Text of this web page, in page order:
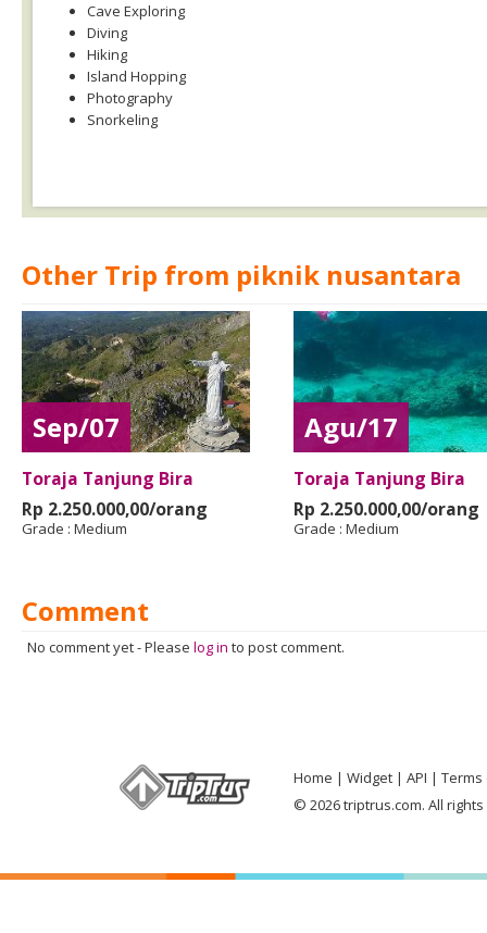
Cave Exploring
Diving
Hiking
Island Hopping
Photography
Snorkeling
Other Trip from piknik nusantara
Sep/07
Toraja Tanjung Bira
Rp 2.250.000,00/orang
Grade : Medium
Agu/17
Toraja Tanjung Bira
Rp 2.250.000,00/orang
Grade : Medium
Comment
No comment yet-Please log in to post comment.
Home Widget API
Terms
© 2026 triptrus.com. All